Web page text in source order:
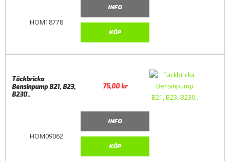
HOM18778
INFO
KÖP
HOM09062
Täckbricka
Bensinpump B21, B23,
B230..
75,00kr
INFO
KÖP